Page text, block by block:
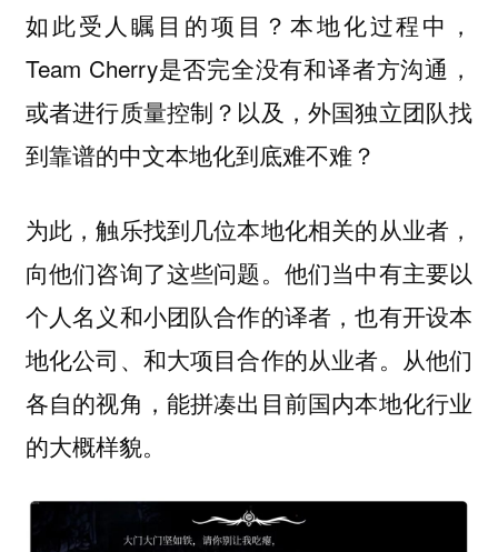
如此受人瞩目的项目？本地化过程中，
Team Cherry是否完全没有和译者方沟通，
或者进行质量控制？以及，外国独立团队找
到靠谱的中文本地化到底难不难？
为此，触乐找到几位本地化相关的从业者，
向他们咨询了这些问题。他们当中有主要以
个人名义和小团队合作的译者，也有开设本
地化公司、和大项目合作的从业者。从他们
各自的视角，能拼凑出目前国内本地化行业
的大概样貌。